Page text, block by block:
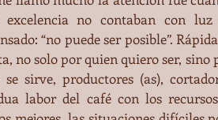
no contaban con
“no puede ser posible”.
no solo por quien quiero ser, sino
sirve, productores (as),
labor del café con los